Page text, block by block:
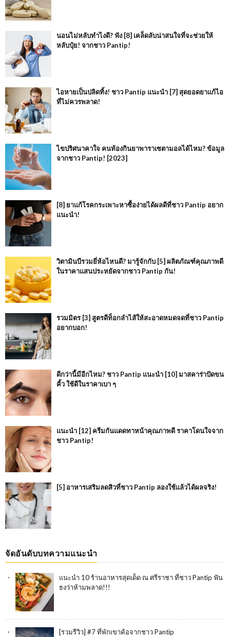
นอนไม่หลับทำไงดี? ฟัง [8] เคล็ดลับน่าสนใจที่จะช่วยให้
หลับปุ๋ย! จากชาว Pantip!
ไอหายเป็นปลิดทิ้ง! ชาว Pantip แนะนำ [7] สุดยอดยาแก้ไอ
ที่ไม่ควรพลาด!
ไขปริศนาคาใจ คนท้องกินยาพาราเซตามอลได้ไหม? ข้อมูล
จากชาว Pantip! [2023]
[8] ยาแก้โรคกระเพาะหาซื้อง่ายได้ผลดีที่ชาว Pantip อยาก
แนะนำ!
วิตามินบีรวมยี่ห้อไหนดี? มารู้จักกับ [5] ผลิตภัณฑ์คุณภาพดี
ในราคาแสนประหยัดจากชาว Pantip กัน!
รวมมิตร [3] สูตรดีท็อกลำไส้ให้สะอาดหมดจดที่ชาว Pantip
อยากบอก!
ดีกว่านี้มีอีกไหม? ชาว Pantip แนะนำ [10] มาสคาร่าปัดขน
คิ้ว ใช้ดีในราคาเบา ๆ
แนะนำ [12] ครีมกันแดดทาหน้าคุณภาพดี ราคาโดนใจจาก
ชาว Pantip!
[5] อาหารเสริมลดสิวที่ชาว Pantip ลองใช้แล้วได้ผลจริง!
จัดอันดับบทความแนะนำ
แนะนำ 10 ร้านอาหารสุดเด็ด ณ ศรีราชา ที่ชาว Pantip ฟัน
ธงว่าห้ามพลาด!!!
[รวมรีวิว] #7 ที่พักเขาค้อจากชาว Pantip